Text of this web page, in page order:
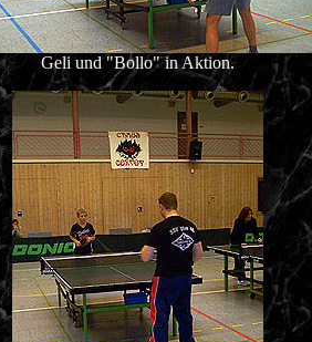
Geli und "Bollo" in Aktion.